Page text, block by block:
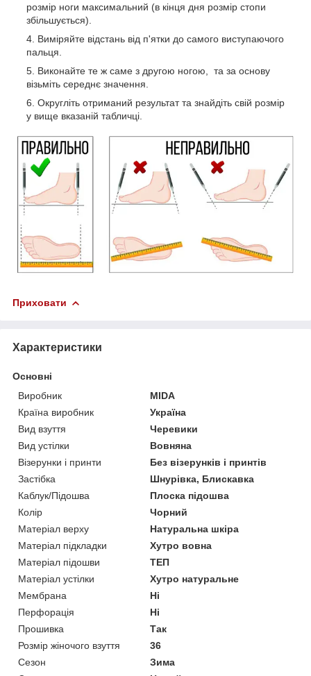
розмір ноги максимальний (в кінця дня розмір стопи
збільшується).
Виміряйте відстань від п'ятки до самого виступаючого
пальця.
Виконайте те ж саме з другою ногою, та за основу
візьміть середнє значення.
Округліть отриманий результат та знайдіть свій розмір
у вище вказаній табличці.
Приховати
Характеристики
Основні
Виробник
MIDA
Країна виробник
Україна
Вид взуття
Черевики
Вид устілки
Вовняна
Візерунки і принти
Без візерунків і принтів
Застібка
Шнурівка, Блискавка
Каблук/Підошва
Плоска підошва
Колір
Чорний
Матеріал верху
Натуральна шкіра
Матеріал підкладки
Хутро вовна
Матеріал підошви
ТЕП
Матеріал устілки
Хутро натуральне
Мембрана
Ні
Перфорація
Ні
Прошивка
Так
Розмір жіночого взуття
36
Сезон
Зима